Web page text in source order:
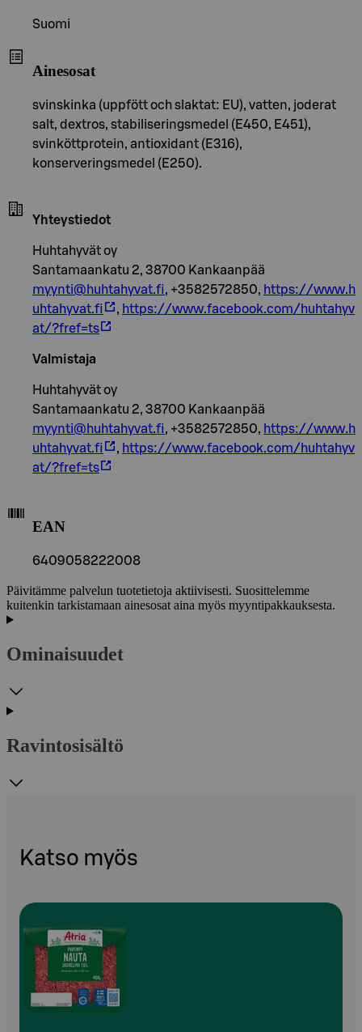
Suomi
Ainesosat
svinskinka (uppfött och slaktat: EU), vatten, joderat
salt, dextros, stabiliseringsmedel (E450, E451),
svinköttprotein, antioxidant (E316),
konserveringsmedel (E250).
Yhteystiedot
Huhtahyvät oy
Santamaankatu 2, 38700 Kankaanpää
myynti@huhtahyvat.fi, +3582572850, https://www.h
uhtahyvat.fi
, https://www.facebook.com/huhtahyv
at/?fref=ts
Valmistaja
Huhtahyvät oy
Santamaankatu 2, 38700 Kankaanpää
myynti@huhtahyvat.fi, +3582572850, https://www.h
uhtahyvat.fi
, https://www.facebook.com/huhtahyv
at/?fref=ts
EAN
6409058222008
Päivitämme palvelun tuotetietoja aktiivisesti. Suosittelemme
kuitenkin tarkistamaan ainesosat aina myös myyntipakkauksesta.
Ominaisuudet
Ravintosisältö
Katso myös